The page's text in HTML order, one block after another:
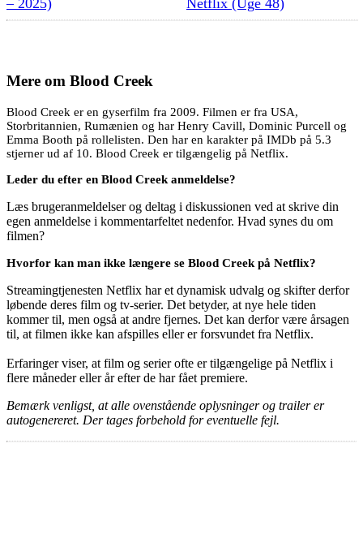
– 2025) Netflix (Uge 48)
Mere om Blood Creek
Blood Creek er en gyserfilm fra 2009. Filmen er fra USA,
Storbritannien, Rumænien og har Henry Cavill, Dominic Purcell og
Emma Booth på rollelisten. Den har en karakter på IMDb på 5.3
stjerner ud af 10. Blood Creek er tilgængelig på Netflix.
Leder du efter en Blood Creek anmeldelse?
Læs brugeranmeldelser og deltag i diskussionen ved at skrive din
egen anmeldelse i kommentarfeltet nedenfor. Hvad synes du om
filmen?
Hvorfor kan man ikke længere se Blood Creek på Netflix?
Streamingtjenesten Netflix har et dynamisk udvalg og skifter derfor
løbende deres film og tv-serier. Det betyder, at nye hele tiden
kommer til, men også at andre fjernes. Det kan derfor være årsagen
til, at filmen ikke kan afspilles eller er forsvundet fra Netflix.
Erfaringer viser, at film og serier ofte er tilgængelige på Netflix i
flere måneder eller år efter de har fået premiere.
Bemærk venligst, at alle ovenstående oplysninger og trailer er
autogenereret. Der tages forbehold for eventuelle fejl.